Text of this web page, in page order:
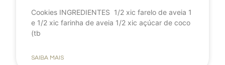
Cookies INGREDIENTES 1/2 xic farelo de aveia 1
e 1/2 xic farinha de aveia 1/2 xic açúcar de coco
(tb
SAIBA MAIS